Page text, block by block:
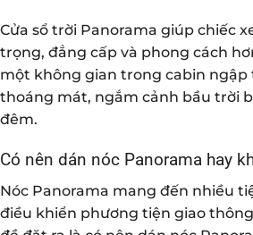
Cửa sổ trời Panorama giúp chiếc
trọng, đẳng cấp và phong cách
một không gian trong cabin ngập
thoáng mát, ngắm cảnh bầu trời
đêm.
Có nên dán nóc Panorama hay
Nóc Panorama mang đến nhiều
điều khiển phương tiện giao